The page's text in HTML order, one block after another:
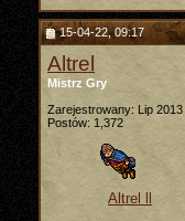
15-04-22, 09:17
Altrel
Mistrz Gry
Zarejestrowany: Lip 2013
Postów: 1,372
Altrel ll